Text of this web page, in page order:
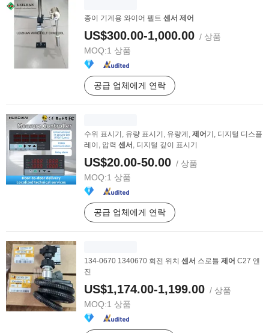
종이 기계용 와이어 펠트 센서 제어
US$300.00-1,000.00 / 상품
MOQ:1 상품
공급 업체에게 연락
수위 표시기, 유량 표시기, 유량계, 제어 기, 디지털 디스플
레이, 압력 센서 , 디지털 깊이 표시기
US$20.00-50.00 / 상품
MOQ:1 상품
공급 업체에게 연락
134-0670 1340670 회전 위치 센서 스로틀 제어 C27 엔
진
US$1,174.00-1,199.00 / 상품
MOQ:1 상품